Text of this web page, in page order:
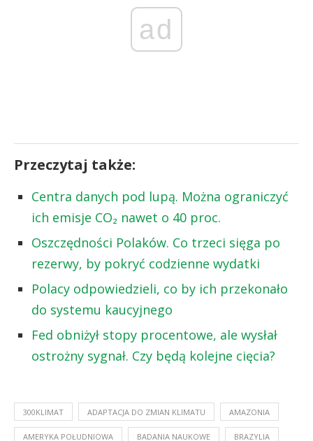
ad
Przeczytaj także:
Centra danych pod lupą. Można ograniczyć
ich emisje CO₂ nawet o 40 proc.
Oszczędności Polaków. Co trzeci sięga po
rezerwy, by pokryć codzienne wydatki
Polacy odpowiedzieli, co by ich przekonało
do systemu kaucyjnego
Fed obniżył stopy procentowe, ale wysłał
ostrożny sygnał. Czy będą kolejne cięcia?
300KLIMAT ADAPTACJA DO ZMIAN KLIMATU AMAZONIA
AMERYKA POŁUDNIOWA BADANIA NAUKOWE BRAZYLIA